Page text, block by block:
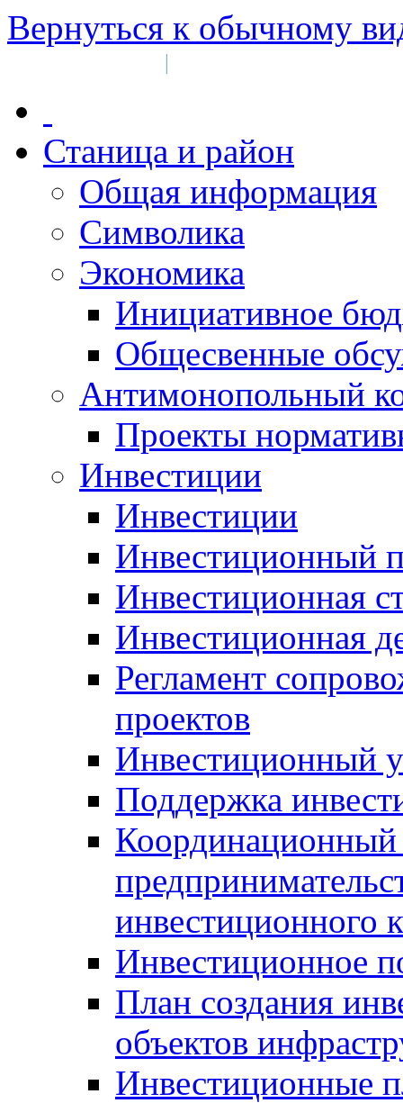
Вернуться к обычному
|
Станица и район
Общая информация
Символика
Экономика
Инициативное
Общесвенные
Антимонопольный
Проекты
Инвестиции
Инвестиции
Инвестиционный
Инвестиционная
Инвестиционная
Регламент
проектов
Инвестиционный
Поддержка
Координационный
инвестиционного
Инвестиционное
План создания
объектов
Инвестиционные